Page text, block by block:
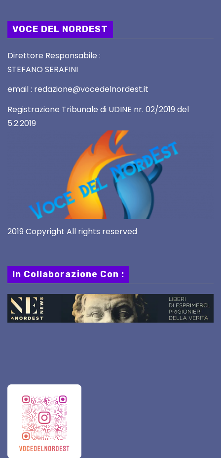
VOCE DEL NORDEST
Direttore Responsabile :
STEFANO SERAFINI
email : redazione@vocedelnordest.it
Registrazione Tribunale di UDINE nr. 02/2019 del
5.2.2019
2019 Copyright All rights reserved
In Collaborazione Con :